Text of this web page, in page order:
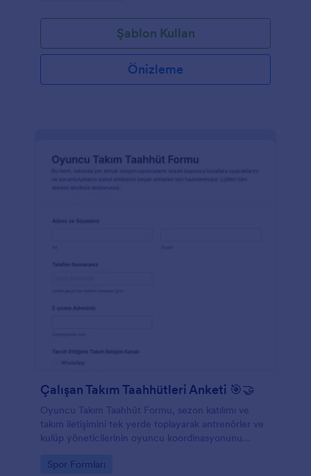
Şablon Kullan
Önizleme
Çalışan Takım Taahhütleri Anketi 🎯🤝
Oyuncu Takım Taahhüt Formu, sezon katılımı ve
takım iletişimini tek yerde toplayarak antrenörler ve
kulüp yöneticilerinin oyuncu koordinasyonunu
Go to Category:
Spor Formları